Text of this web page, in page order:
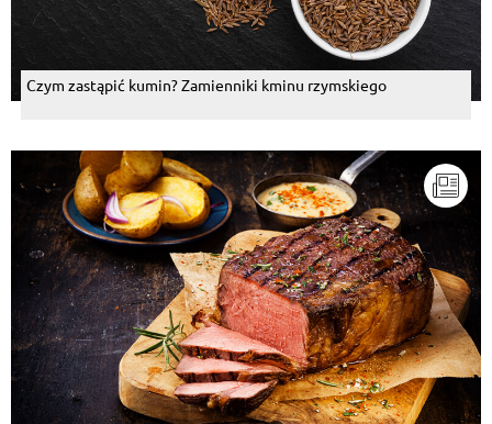
Czym zastąpić kumin? Zamienniki kminu rzymskiego